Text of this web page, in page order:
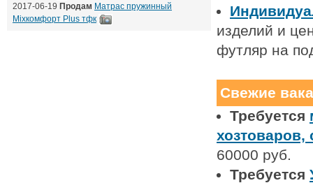
изделий и
футляр на
Свежие
Требуется
хозтоваров,
60000 руб.
Требуется
2017-06-19 Продам Матрас пружинный
Mixкомфорт Plus тфк